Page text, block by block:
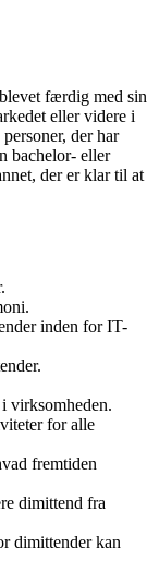
færdig med sin
eller videre i
der har
bachelor- eller
der er klar til at
inden for IT-
virksomheden.
for alle
fremtiden
dimittend fra
dimittender kan